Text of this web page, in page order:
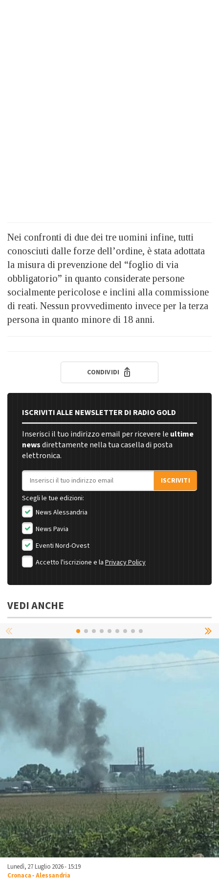
Nei confronti di due dei tre uomini infine, tutti
conosciuti dalle forze dell’ordine, è stata adottata
la misura di prevenzione del “foglio di via
obbligatorio” in quanto considerate persone
socialmente pericolose e inclini alla commissione
di reati. Nessun provvedimento invece per la terza
persona in quanto minore di 18 anni.
CONDIVIDI
ISCRIVITI ALLE NEWSLETTER DI RADIO GOLD
Inserisci il tuo indirizzo email per ricevere le ultime
newsdirettamente nella tua casella di posta
elettronica.
Indirizzo email
ISCRIVITI
Scegli le tue edizioni:
News Alessandria
News Pavia
Eventi Nord-Ovest
Accetto l'iscrizione e la Privacy Policy
VEDI ANCHE
Lunedì, 27 Luglio 2026 - 15:19
Cronaca-Alessandria